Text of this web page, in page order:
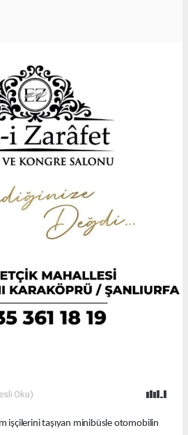
Oku)
işçilerini taşıyan minibüsle otomobilin